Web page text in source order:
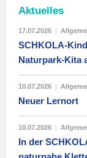
Aktuelles
17.07.2026 |
SCHKOLA-
Naturpark-Kita
10.07.2026 |
Neuer Lernort
10.07.2026 |
In der